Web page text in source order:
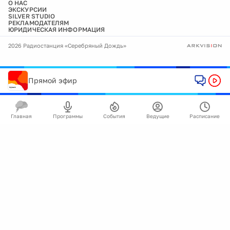
О НАС
ЭКСКУРСИИ
SILVER STUDIO
РЕКЛАМОДАТЕЛЯМ
ЮРИДИЧЕСКАЯ ИНФОРМАЦИЯ
2026 Радиостанция «Серебряный Дождь»
Прямой эфир
Главная Программы События Ведущие Расписание